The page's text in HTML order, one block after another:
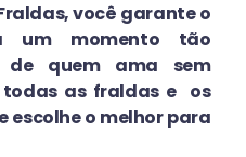
você garante o
um momento tão
quem ama sem
todas as fraldas e os
escolhe o melhor para